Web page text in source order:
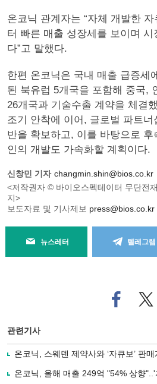
온코닉 관계자는 “자체 개발한
터 빠른 매출 성장세를 보이며
다”고 말했다.
한편 온코닉은 국내 매출 급증세
된 북유럽 5개국을 포함해 중국,
26개국과 기술수출 계약을 체결
조기 안착에 이어, 글로벌 파트너
반을 확보하고, 이를 바탕으로
인의 개발도 가속화할 계획이다.
신창민 기자 changmin.shin@bios.co.kr
<저작권자 © 바이오스펙테이터 무단전
지>
보도자료 및 기사제보 press@bios.co.kr
뉴스레터 텔레그램
페
이
로
기
사
트위
터로
관련기사
온코닉, 스웨덴 제약사와 ‘자큐보’ 판
온코닉, 올해 매출 249억 "54% 상향